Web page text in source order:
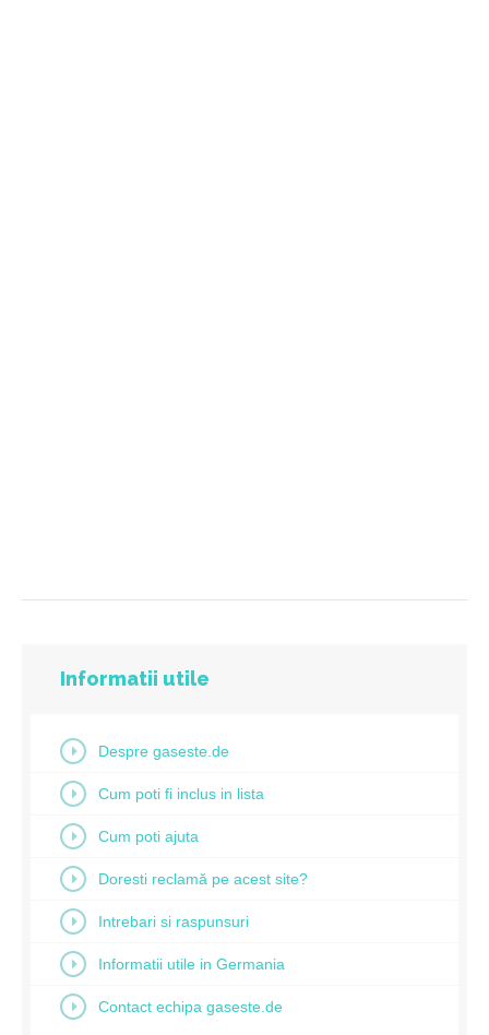
Informatii utile
Despre gaseste.de
Cum poti fi inclus in lista
Cum poti ajuta
Doresti reclamă pe acest site?
Intrebari si raspunsuri
Informatii utile in Germania
Contact echipa gaseste.de